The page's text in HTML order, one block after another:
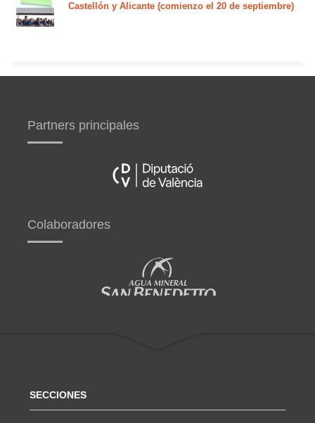
Castellón y Alicante (comienzo el 20 de septiembre)
Partners principales
Colaboradores
SECCIONES